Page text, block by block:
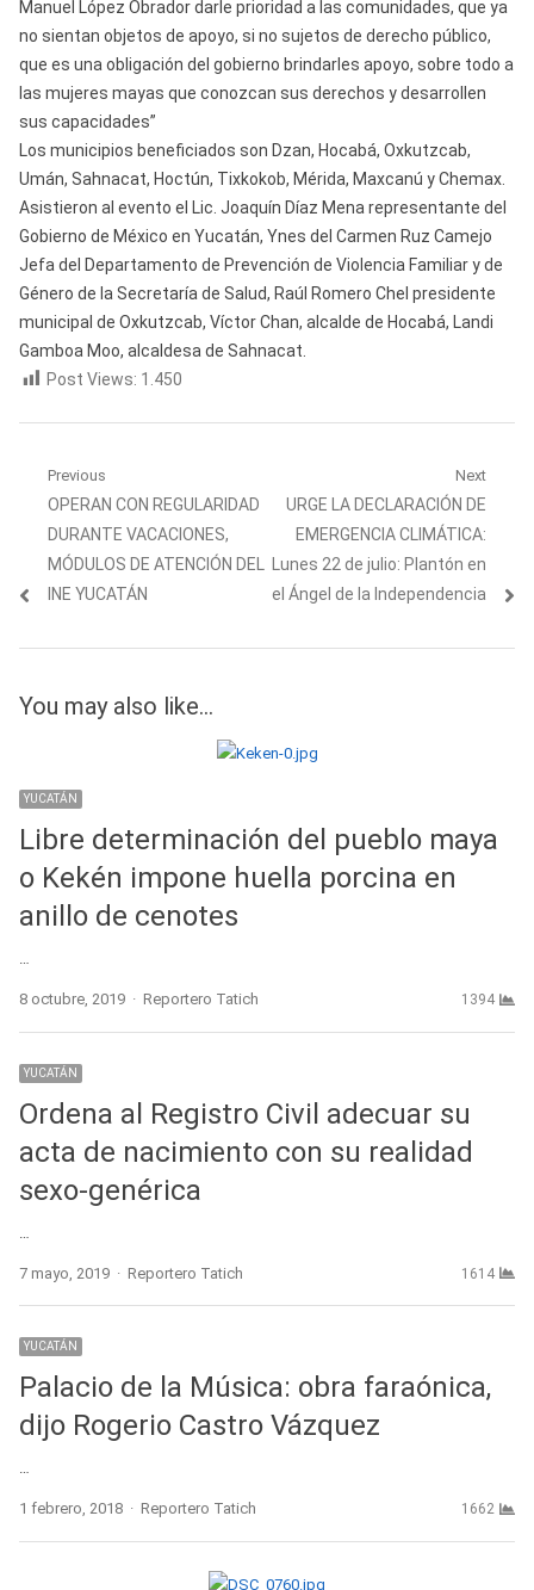
Manuel López Obrador darle prioridad a las comunidades, que ya
no sientan objetos de apoyo, si no sujetos de derecho público,
que es una obligación del gobierno brindarles apoyo, sobre todo a
las mujeres mayas que conozcan sus derechos y desarrollen
sus capacidades”
Los municipios beneficiados son Dzan, Hocabá, Oxkutzcab,
Umán, Sahnacat, Hoctún, Tixkokob, Mérida, Maxcanú y Chemax.
Asistieron al evento el Lic. Joaquín Díaz Mena representante del
Gobierno de México en Yucatán, Ynes del Carmen Ruz Camejo
Jefa del Departamento de Prevención de Violencia Familiar y de
Género de la Secretaría de Salud, Raúl Romero Chel presidente
municipal de Oxkutzcab, Víctor Chan, alcalde de Hocabá, Landi
Gamboa Moo, alcaldesa de Sahnacat.
Post Views: 1.450
Navegación
de
entradas
Previous
Previous
post:
OPERAN CON REGULARIDAD
DURANTE VACACIONES,
MÓDULOS DE ATENCIÓN DEL
INE YUCATÁN
Next
Next
post:
URGE LA DECLARACIÓN DE
EMERGENCIA CLIMÁTICA:
Lunes 22 de julio: Plantón en
el Ángel de la Independencia
You may also like...
YUCATÁN
Libre determinación del pueblo maya
o Kekén impone huella porcina en
anillo de cenotes
8 octubre, 2019 Author
Reportero Tatich 1394
YUCATÁN
Ordena al Registro Civil adecuar su
acta de nacimiento con su realidad
sexo-genérica
7 mayo, 2019 Author
Reportero Tatich 1614
YUCATÁN
Palacio de la Música: obra faraónica,
dijo Rogerio Castro Vázquez
…
1 febrero, 2018 Author
Reportero Tatich 1662